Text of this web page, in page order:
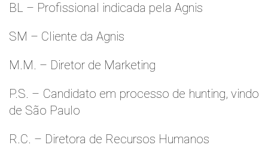
BL – Profissional indicada pela Agnis
SM – Cliente da Agnis
M.M. – Diretor de Marketing
P.S. – Candidato em processo de hunting, vindo
de São Paulo
R.C. – Diretora de Recursos Humanos